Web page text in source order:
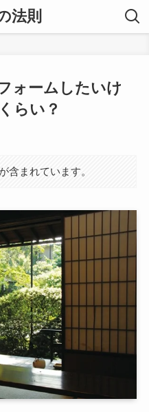
法則
ォームしたいけ
らい？
含まれています。